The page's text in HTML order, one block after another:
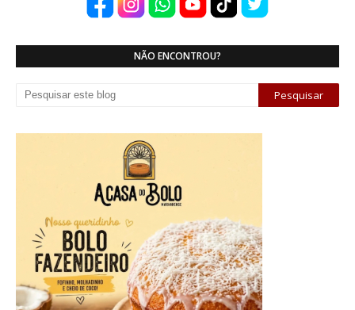
NÃO ENCONTROU?